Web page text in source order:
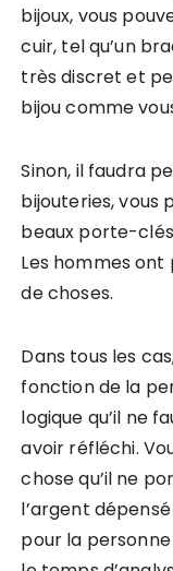
bijoux, vous
cuir, tel qu’un
très discret et
bijou comme
Sinon, il faudra
bijouteries, vous
beaux porte-
Les hommes
de choses.
Dans tous les
fonction de la
logique qu’il ne
avoir réfléchi.
chose qu’il ne
l’argent
pour la